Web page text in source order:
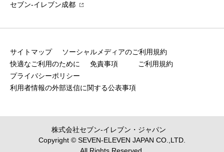
セブン‐イレブン成都
サイトマップ
ソーシャルメディアのご利用規約
快適なご利用のために
免責事項
ご利用規約
プライバシーポリシー
利用者情報の外部送信に関する公表事項
株式会社セブン‐イレブン・ジャパン
Copyright © SEVEN-ELEVEN JAPAN CO.,LTD.